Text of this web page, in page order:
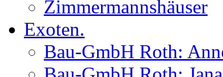
Zimmermannshäuser
Exoten.
Bau-GmbH Roth: